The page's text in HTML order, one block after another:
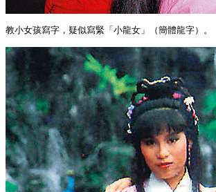
教小女孩寫字，疑似寫緊「小龍女」（簡體龍字）。